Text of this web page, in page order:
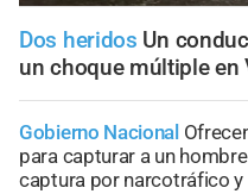
Dos heridos Un
un choque múltiple en
Gobierno Nacional
para capturar a un
captura por narcotráfico